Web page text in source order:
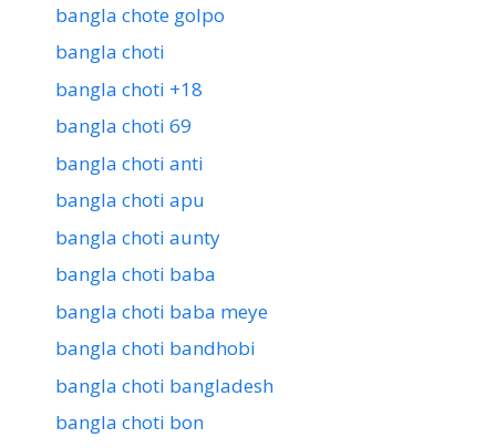
bangla chote golpo
bangla choti
bangla choti +18
bangla choti 69
bangla choti anti
bangla choti apu
bangla choti aunty
bangla choti baba
bangla choti baba meye
bangla choti bandhobi
bangla choti bangladesh
bangla choti bon